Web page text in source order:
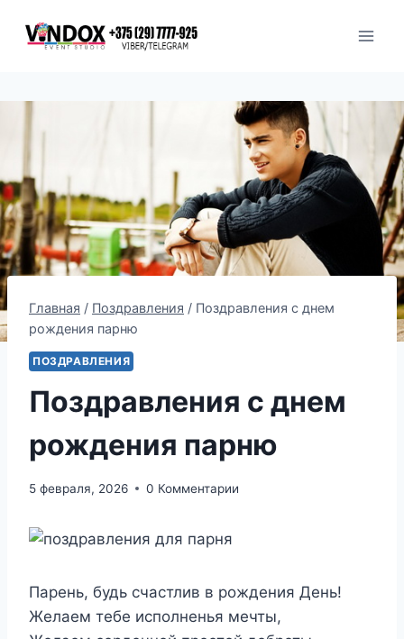
Главная / Поздравления / Поздравления с днем
рождения парню
ПОЗДРАВЛЕНИЯ
Поздравления с днем
рождения парню
5 февраля, 2026 0 Комментарии
Парень, будь счастлив в рождения День!
Желаем тебе исполненья мечты,